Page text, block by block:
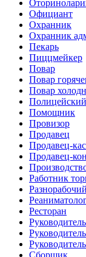
Официант
Охранник
Охранник
Пекарь
Пиццмейкер
Повар
Повар
Повар
Полицейский
Помощник
Провизор
Продавец
Продавец-
Продавец-
Работник
Разнорабочий
Ресторан
Руководитель
Сборщик